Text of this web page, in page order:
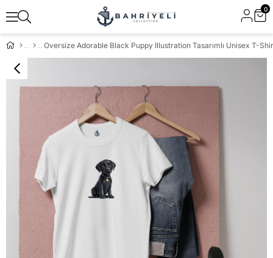
0
Oversize Adorable Black Puppy Illustration Tasarımlı Unisex T-